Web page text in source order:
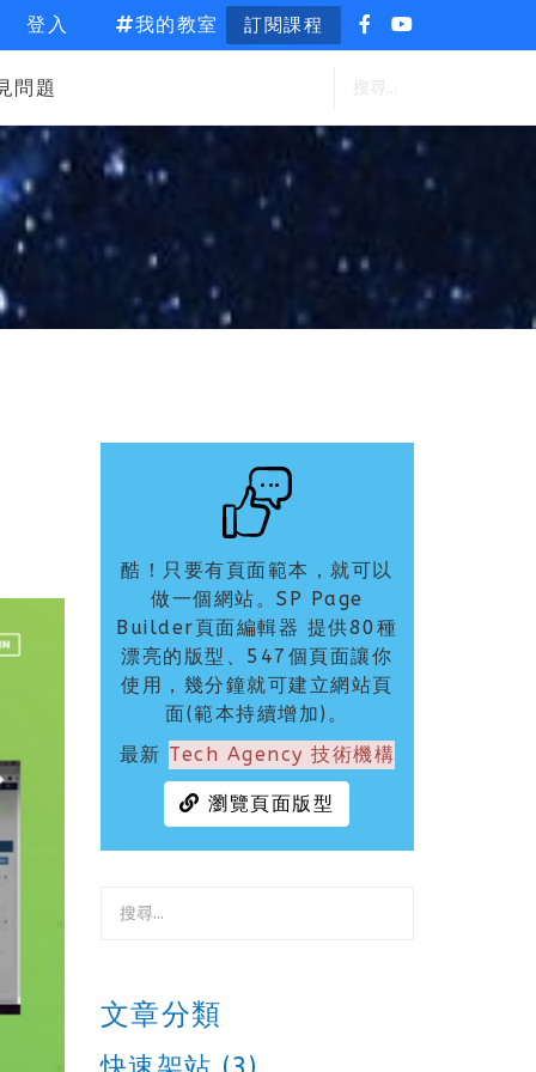
登入 我的教室 訂閱課程
問題
酷！只要有頁面範本，就可以
做一個網站。SP Page
Builder頁面編輯器 提供80種
漂亮的版型、547個頁面讓你
使用，幾分鐘就可建立網站頁
面(範本持續增加)。
最新 Tech Agency 技術機構
瀏覽頁面版型
文章分類